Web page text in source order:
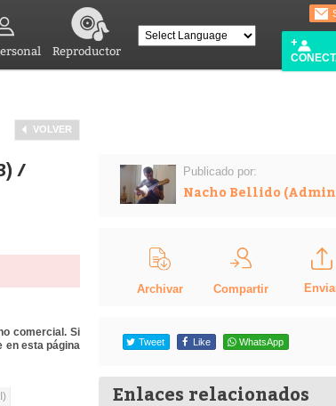
Reproductor
VOLVER
/
comercial. Si
en esta página
Publicado por:
Nacho Bellido
Archivar Compartir
Tweet Like WhatsApp
Enlaces relacionados